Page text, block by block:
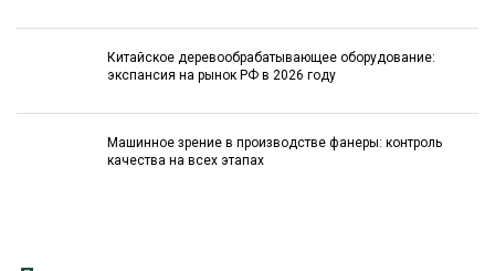
Китайское деревообрабатывающее оборудование:
экспансия на рынок РФ в 2026 году
Машинное зрение в производстве фанеры: контроль
качества на всех этапах